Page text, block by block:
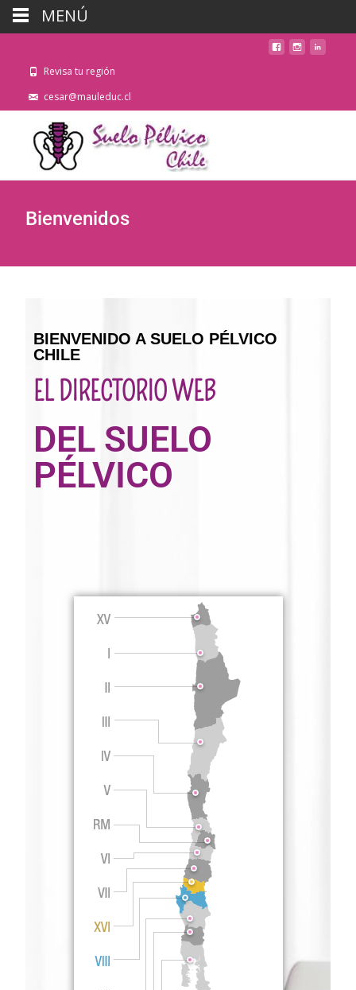
Revisa tu región
cesar@mauleduc.cl
Bienvenidos
BIENVENIDO A SUELO PÉLVICO
CHILE
EL DIRECTORIO WEB
DEL SUELO
PÉLVICO
MENÚ